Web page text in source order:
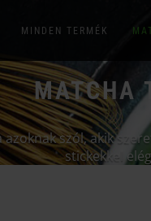
MINDEN TERMÉK
MATCHA
szól, akik
stickekkel